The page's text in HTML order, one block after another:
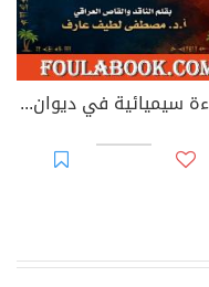
قراءة سيميائية في ديوان «بريد الفتى السومري»